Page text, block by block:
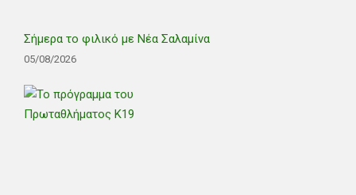
Σήμερα το φιλικό με Νέα Σαλαμίνα
05/08/2026